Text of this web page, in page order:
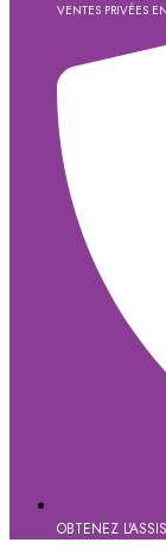
VENTES PRIVÉES
OBTENEZ